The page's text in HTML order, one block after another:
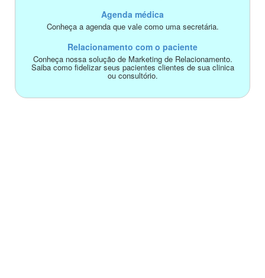
Agenda médica
Conheça a agenda que vale como uma secretária.
Relacionamento com o paciente
Conheça nossa solução de Marketing de Relacionamento.
Saiba como fidelizar seus pacientes clientes de sua clinica
ou consultório.